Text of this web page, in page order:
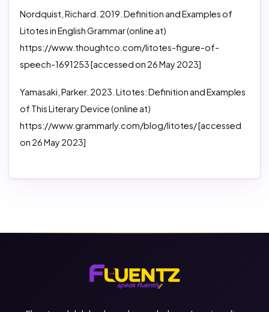
Nordquist, Richard. 2019. Definition and Examples of
Litotes in English Grammar (online at)
https://www.thoughtco.com/litotes-figure-of-
speech-1691253 [accessed on 26 May 2023]
Yamasaki, Parker. 2023. Litotes: Definition and Examples
of This Literary Device (online at)
https://www.grammarly.com/blog/litotes/ [accessed
on 26 May 2023]